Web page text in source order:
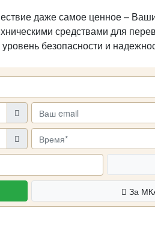
даже самое ценное –
средствами для
безопасности и
За